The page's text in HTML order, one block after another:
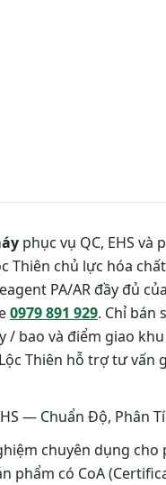
phục vụ QC, EHS và
Thiên chủ lực hóa
PA/AR đầy đủ
0979 891 929. Chỉ bán
/ bao và điểm giao
Thiên hỗ trợ tư vấn
— Chuẩn Độ, Phân
chuyên dụng cho
phẩm có CoA